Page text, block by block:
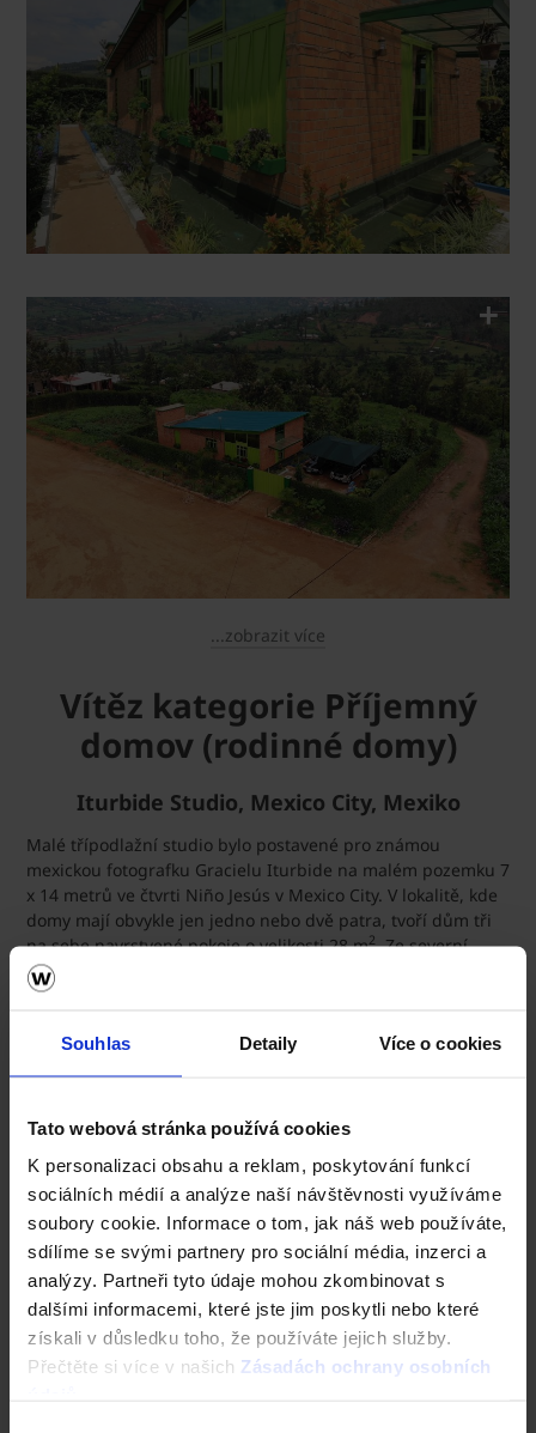
Souhlas Detaily Více o cookies
Tato webová stránka používá cookies
K personalizaci obsahu a reklam, poskytování funkcí
sociálních médií a analýze naší návštěvnosti využíváme
soubory cookie. Informace o tom, jak náš web používáte,
sdílíme se svými partnery pro sociální média, inzerci a
analýzy. Partneři tyto údaje mohou zkombinovat s
dalšími informacemi, které jste jim poskytli nebo které
získali v důsledku toho, že používáte jejich služby.
Přečtěte si více v našich Zásadách ochrany osobních
...zobrazit více
Vítěz kategorie Příjemný
domov (rodinné domy)
Iturbide Studio, Mexico City, Mexiko
Malé třípodlažní studio bylo postavené pro známou
mexickou fotografku Gracielu Iturbide na malém pozemku 7
x 14 metrů ve čtvrti Niño Jesús v Mexico City. V lokalitě, kde
domy mají obvykle jen jedno nebo dvě patra, tvoří dům tři
na sebe navrstvené pokoje o velikosti 28 m2. Ze severní
a jižní strany jej lemuje útulné patio. Všechny pokoje mají
přístup na vnitřní dvůr. Dům je postaven z červeno-
asi 150 kilometrů od hlavního města. Díky struktuře fasády
vyniká hra světla a stínů, která se mění podle pozice slunce
kontakt s okolním světem.
Architekti: Taller Mauricio Rocha + Gabriela Carrillo, Mexico
City/Mexico
Copyrights: Rafael Gamo